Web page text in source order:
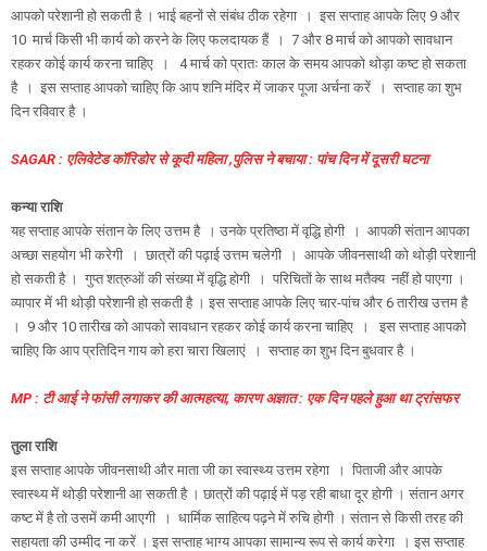
आपको परेशानी हो सकती है । भाई बहनों से संबंध ठीक रहेगा । इस सप्ताह आपके लिए 9 और
10 मार्च किसी भी कार्य को करने के लिए फलदायक हैं । 7 और 8 मार्च को आपको सावधान
रहकर कोई कार्य करना चाहिए । 4 मार्च को प्रातः काल के समय आपको थोड़ा कष्ट हो सकता
है । इस सप्ताह आपको चाहिए कि आप शनि मंदिर में जाकर पूजा अर्चना करें । सप्ताह का शुभ
दिन रविवार है ।
SAGAR : एलिवेटेड कॉरिडोर से कूदी महिला ,पुलिस ने बचाया : पांच दिन में दूसरी घटना
कन्या राशि
यह सप्ताह आपके संतान के लिए उत्तम है । उनके प्रतिष्ठा में वृद्धि होगी । आपकी संतान आपका
अच्छा सहयोग भी करेगी । छात्रों की पढ़ाई उत्तम चलेगी । आपके जीवनसाथी को थोड़ी परेशानी
हो सकती है । गुप्त शत्रुओं की संख्या में वृद्धि होगी । परिचितों के साथ मतैक्य नहीं हो पाएगा ।
व्यापार में भी थोड़ी परेशानी हो सकती है । इस सप्ताह आपके लिए चार-पांच और 6 तारीख उत्तम है
। 9 और 10 तारीख को आपको सावधान रहकर कोई कार्य करना चाहिए । इस सप्ताह आपको
चाहिए कि आप प्रतिदिन गाय को हरा चारा खिलाएं । सप्ताह का शुभ दिन बुधवार है ।
MP : टी आई ने फांसी लगाकर की आत्महत्या, कारण अज्ञात : एक दिन पहले हुआ था ट्रांसफर
तुला राशि
इस सप्ताह आपके जीवनसाथी और माता जी का स्वास्थ्य उत्तम रहेगा । पिताजी और आपके
स्वास्थ्य में थोड़ी परेशानी आ सकती है । छात्रों की पढ़ाई में पड़ रही बाधा दूर होगी । संतान अगर
कष्ट में है तो उसमें कमी आएगी । धार्मिक साहित्य पढ़ने में रुचि होगी । संतान से किसी तरह की
सहायता की उम्मीद ना करें । इस सप्ताह भाग्य आपका सामान्य रूप से कार्य करेगा । इस सप्ताह